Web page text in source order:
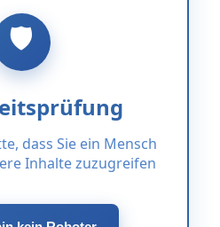
dass Sie ein Mensch
Inhalte zuzugreifen